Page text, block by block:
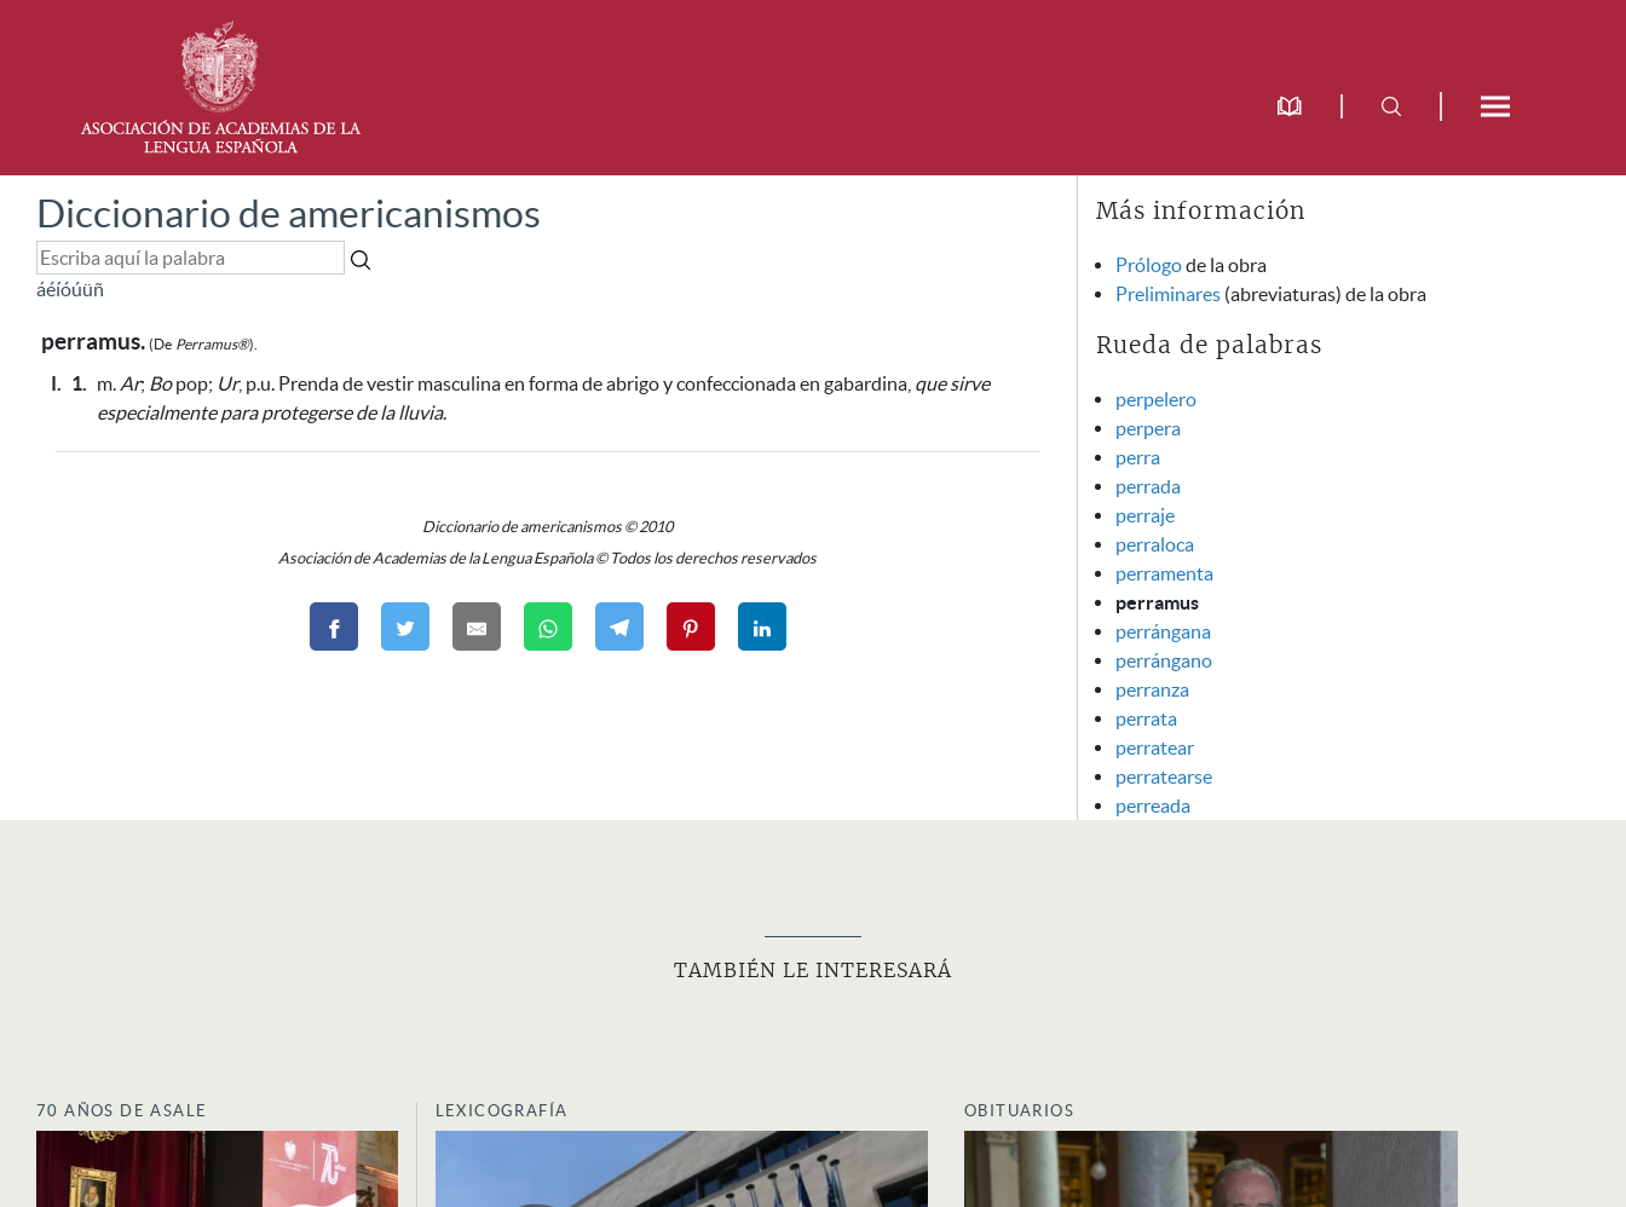
Diccionario de americanismos
áéíóúüñ
perramus. (De Perramus®).
I. 1. m. Ar; Bopop; Ur, p.u. Prenda de vestir masculina en forma de abrigo y confeccionada en gabardina, que sirve
especialmente para protegerse de la lluvia.
Diccionario de americanismos © 2010
Asociación de Academias de la Lengua Española © Todos los derechos reservados
Más información
Prólogode la obra
Preliminares (abreviaturas) de la obra
Rueda de palabras
perpelero
perpera
perra
perrada
perraje
perraloca
perramenta
perramus
perrángana
perrángano
perranza
perrata
perratear
perratearse
perreada
TAMBIÉN LE INTERESARÁ
70 AÑOS DE ASALE LEXICOGRAFÍA OBITUARIOS